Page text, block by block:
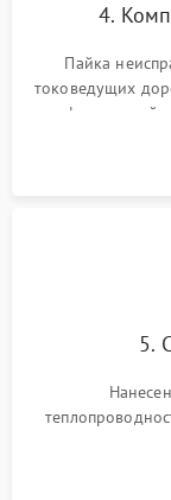
4.
Пайка
токоведущих
инфракрасной
BIOS
5.
шлейфов,